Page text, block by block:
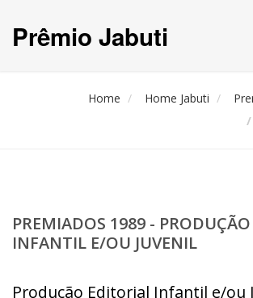
Prêmio Jabuti
Home Home Jabuti
PREMIADOS 1989 -
INFANTIL E/OU JUVENIL
Produção Editorial Infantil e/ou